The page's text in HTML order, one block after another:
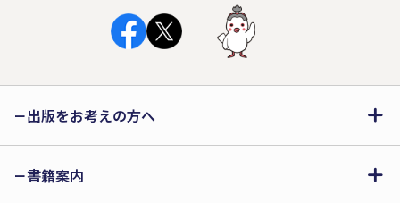
出版をお考えの方へ
書籍案内